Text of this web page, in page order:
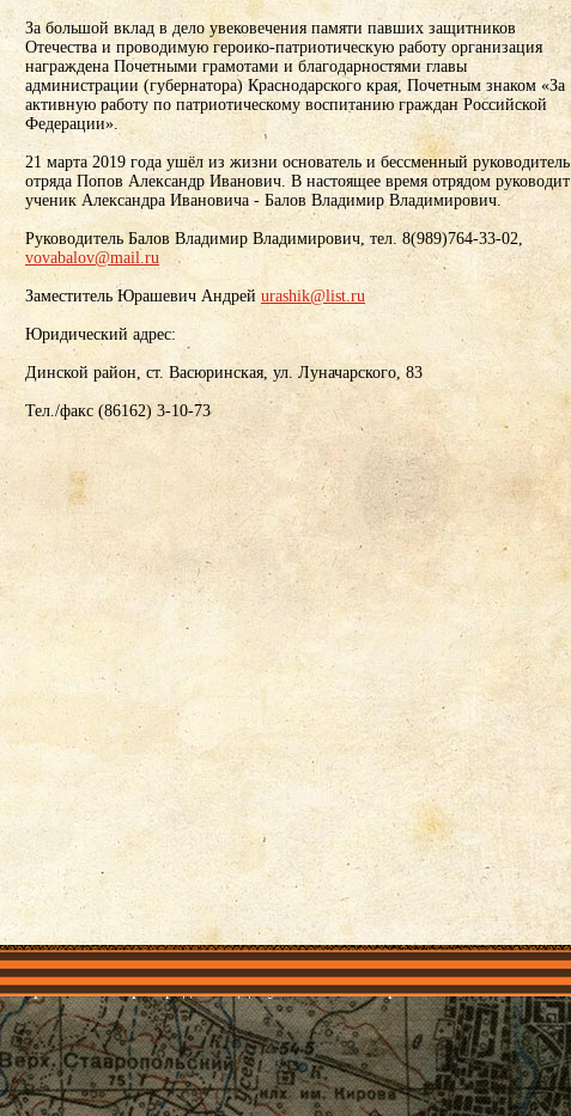
За большой вклад в дело увековечения памяти павших защитников
Отечества и проводимую героико-патриотическую работу организация
награждена Почетными грамотами и благодарностями главы
администрации (губернатора) Краснодарского края, Почетным знаком «За
активную работу по патриотическому воспитанию граждан Российской
Федерации».
21 марта 2019 года ушёл из жизни основатель и бессменный руководитель
отряда Попов Александр Иванович. В настоящее время отрядом руководит
ученик Александра Ивановича - Балов Владимир Владимирович.
Руководитель Балов Владимир Владимирович, тел. 8(989)764-33-02,
vovabalov@mail.ru
Заместитель Юрашевич Андрей urashik@list.ru
Юридический адрес:
Динской район, ст. Васюринская, ул. Луначарского, 83
Тел./факс (86162) 3-10-73
Проекты Герои рядом Документы Галерея О нас